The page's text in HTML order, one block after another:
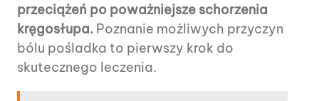
przeciążeń po poważniejsze schorzenia
kręgosłupa. Poznanie możliwych przyczyn
bólu pośladka to pierwszy krok do
skutecznego leczenia.